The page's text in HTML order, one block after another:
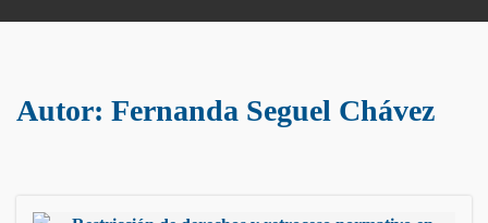
Autor: Fernanda Seguel Chávez